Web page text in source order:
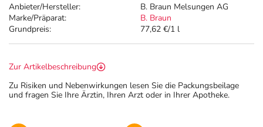
Anbieter/Hersteller:
B. Braun Melsungen AG
Marke/Präparat:
B. Braun
Grundpreis:
77,62 €/1 l
Zur Artikelbeschreibung
Zu Risiken und Nebenwirkungen lesen Sie die Packungsbeilage
und fragen Sie Ihre Ärztin, Ihren Arzt oder in Ihrer Apotheke.